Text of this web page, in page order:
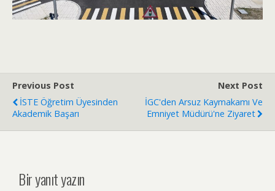
Previous Post
İSTE Öğretim Üyesinden
Akademik Başarı
Next Post
İGC'den Arsuz Kaymakamı Ve
Emniyet Müdürü'ne Ziyaret
Bir yanıt yazın